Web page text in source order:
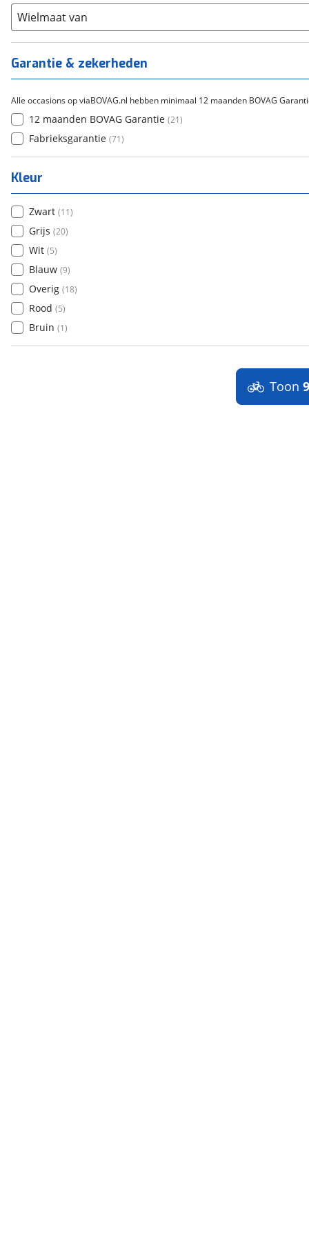
Overig ( 0)
Staal (2 )
Tica
Wielmaat van
Garantie & zekerheden
Alle occasions op viaBOVAG.nl hebben minimaal 12 maanden BOVAG
12 maanden BOVAG Garantie (21)
Fabrieksgarantie (71)
Kleur
Zwart (11)
Grijs (20)
Wit (5)
Blauw (9)
Overig (18)
Rood (5)
Bruin (1)
Toon